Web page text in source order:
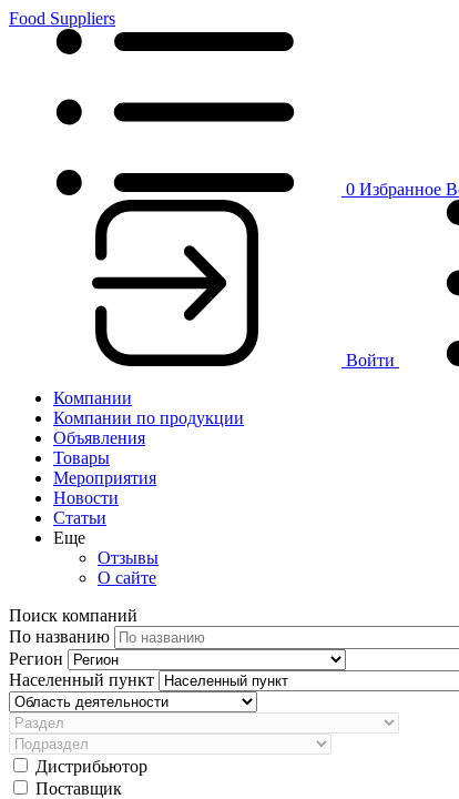
Food Suppliers
0 Избранное
Войти
Компании
Компании по продукции
Объявления
Товары
Мероприятия
Новости
Статьи
Еще
Отзывы
О сайте
Поиск компаний
По названию
Регион
Населенный пункт
Дистрибьютор
Поставщик